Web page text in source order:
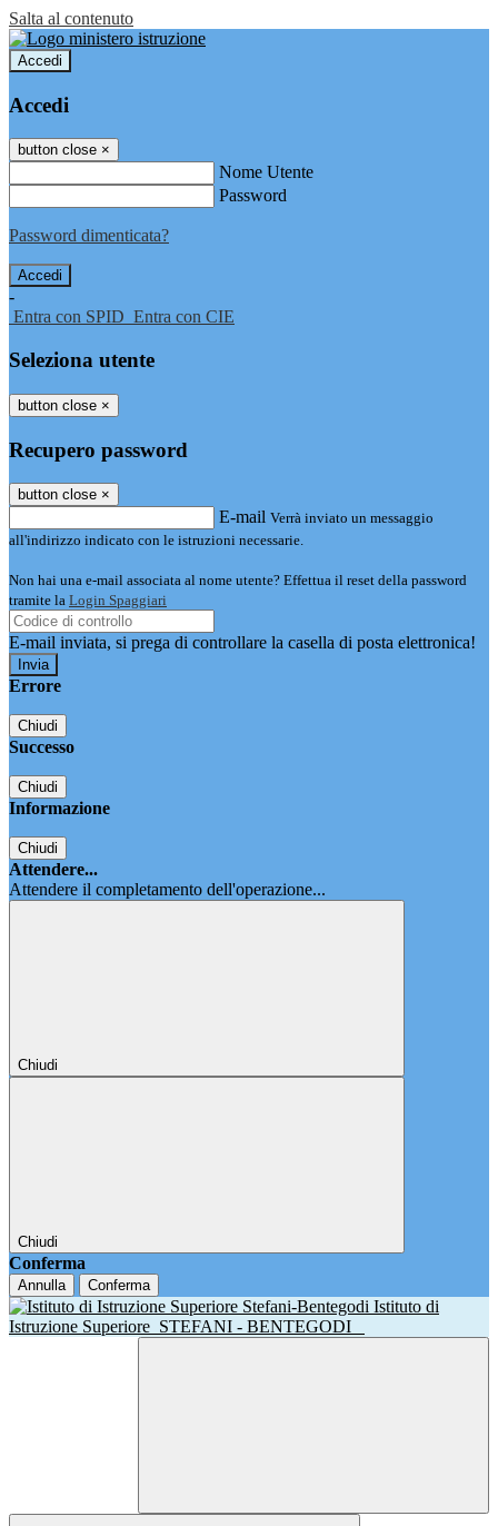
Salta al contenuto
Accedi
Accedi
button close ×
Nome Utente
Password
Password dimenticata?
-
Entra con SPID Entra con CIE
Seleziona utente
button close ×
Recupero password
button close ×
E-mail Verrà inviato un messaggio
all'indirizzo indicato con le istruzioni necessarie.
Non hai una e-mail associata al nome utente? Effettua il reset della password
tramite la Login Spaggiari
E-mail inviata, si prega di controllare la casella di posta elettronica!
Errore
Chiudi
Successo
Chiudi
Informazione
Chiudi
Attendere...
Attendere il completamento dell'operazione...
Chiudi
Chiudi
Conferma
Annulla Conferma
Istituto di
Istruzione Superiore STEFANI - BENTEGODI